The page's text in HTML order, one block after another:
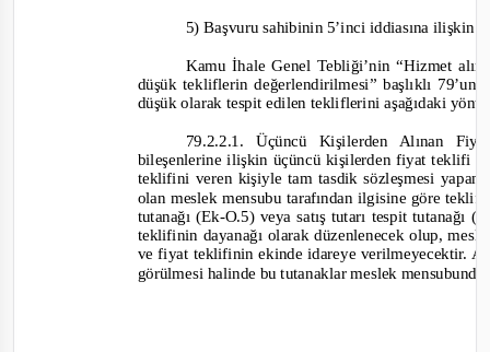
5) Başvuru sahibinin 5’inci iddiasına ilişkin
Kamu İhale Genel Tebliği’nin “Hizmet
düşük tekliflerin değerlendirilmesi” başlıklı
düşük olarak tespit edilen tekliflerini aşağıdaki
79.2.2.1. Üçüncü Kişilerden Alınan
bileşenlerine ilişkin üçüncü kişilerden fiyat teklifi
teklifini veren kişiyle tam tasdik sözleşmesi yapan
olan meslek mensubu tarafından ilgisine göre
tutanağı (Ek-O.5) veya satış tutarı tespit tutanağı
teklifinin dayanağı olarak düzenlenecek olup,
ve fiyat teklifinin ekinde idareye verilmeyecektir.
görülmesi halinde bu tutanaklar meslek